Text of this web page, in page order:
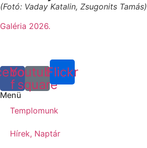
(Fotó: Vaday Katalin, Zsugonits Tamás)
Galéria 2026.
f
Youtube-
square
Flickr
Menü
Templomunk
Hírek, Naptár